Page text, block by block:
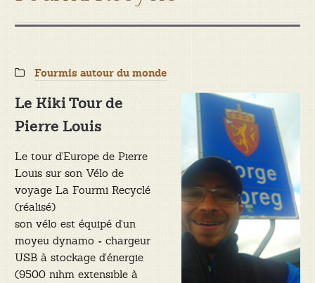
Categories:
Fourmis autour du monde
Le Kiki Tour de
Pierre Louis
Le tour d’Europe de Pierre
Louis sur son Vélo de
voyage La Fourmi Recyclé
(réalisé)
son vélo est équipé d’un
moyeu dynamo + chargeur
USB à stockage d’énergie
(9500 nihm extensible à